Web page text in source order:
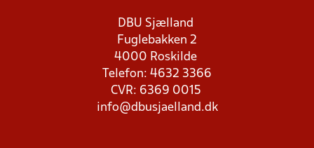
DBU Sjælland
Fuglebakken 2
4000 Roskilde
Telefon: 4632 3366
CVR: 6369 0015
info@dbusjaelland.dk